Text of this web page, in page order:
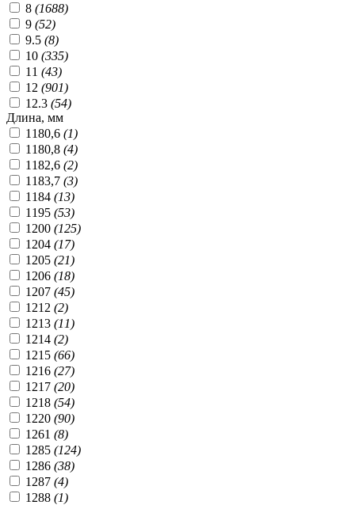
8 (1688)
9 (52)
9.5 (8)
10 (335)
11 (43)
12 (901)
12.3 (54)
Длина, мм
1180,6 (1)
1180,8 (4)
1182,6 (2)
1183,7 (3)
1184 (13)
1195 (53)
1200 (125)
1204 (17)
1205 (21)
1206 (18)
1207 (45)
1212 (2)
1213 (11)
1214 (2)
1215 (66)
1216 (27)
1217 (20)
1218 (54)
1220 (90)
1261 (8)
1285 (124)
1286 (38)
1287 (4)
1288 (1)